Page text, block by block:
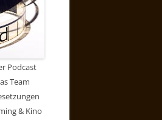
Podcast
Team
& Kino